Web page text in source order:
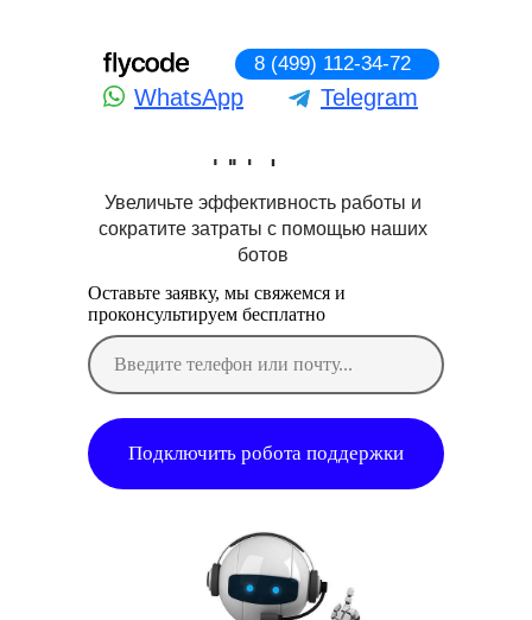
8 (499) 112-34-72
WhatsApp Telegram
Онлайн боты для
автоматизации
Увеличьте эффективность работы и
сократите затраты с помощью наших
ботов
Оставьте заявку, мы свяжемся и
проконсультируем бесплатно
Подключить робота поддержки